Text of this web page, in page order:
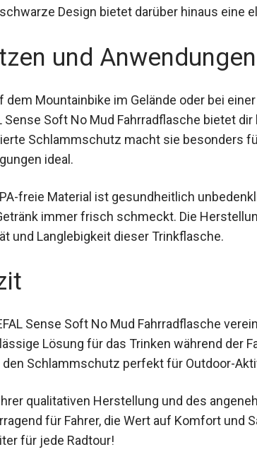
Design bietet darüber hinaus eine
und Anwendungen
dem Mountainbike im Gelände oder bei
Sense Soft No Mud Fahrradflasche bietet
Schlammschutz macht sie besonders
freie Material ist gesundheitlich
dein Getränk immer frisch schmeckt. Die
Sense Soft No Mud Fahrradflasche
Lösung für das Trinken während
qualitativen Herstellung und des
für Fahrer, die Wert auf Komfort und